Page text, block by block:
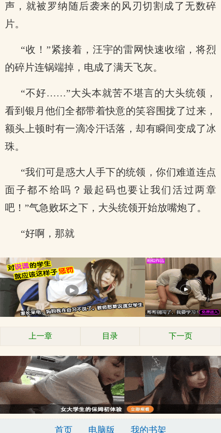
声，就被罗纳随后袭来的风刃切割成了无数碎
片。
“收！”紧接着，汪宇的雷网快速收缩，将烈
的碎片连锅端掉，电成了满天飞灰。
“不好……”大头本就苦不堪言的大头统领，
看到银月他们全都带着快意的笑容围拢了过来，
额头上顿时有一滴冷汗话落，却有瞬间变成了冰
珠。
“我们可是惑大人手下的统领，你们难道连点
面子都不给吗？最起码也要让我们活过两章
吧！”气急败坏之下，大头统领开始放嘴炮了。
“好啊，那就
上一章 目录 下一页
首页 电脑版 我的书架